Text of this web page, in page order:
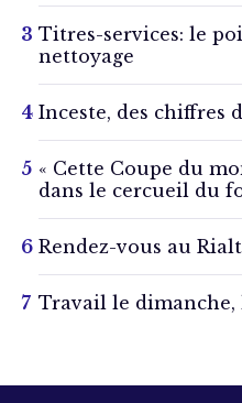
Titres-services: le
nettoyage
Inceste, des chiffres
« Cette Coupe du
dans le cercueil du
Rendez-vous au
Travail le dimanche,